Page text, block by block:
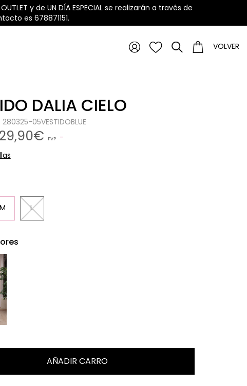
y de UN DÍA ESPECIAL se realizarán a través de
es 678871151.
VOLVER
DALIA CIELO
05VESTIDOBLUE
29,90€ PVP
M L